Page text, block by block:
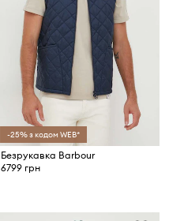
-25% з кодом WEB*
Безрукавка Barbour
6799 грн